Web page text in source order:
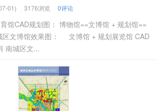
01) 3176浏览 0评论
馆CAD规划图： 博物馆==文博馆 + 规划馆==
区文博馆效果图： 文博馆 + 规划展览馆 CAD
城区文...